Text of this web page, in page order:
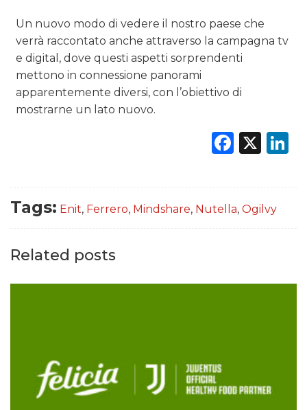
Un nuovo modo di vedere il nostro paese che
verrà raccontato anche attraverso la campagna tv
e digital, dove questi aspetti sorprendenti
mettono in connessione panorami
apparentemente diversi, con l’obiettivo di
mostrarne un lato nuovo.
X
Tags: Enit, Ferrero, Mindshare, Nutella, Ogilvy
Related posts